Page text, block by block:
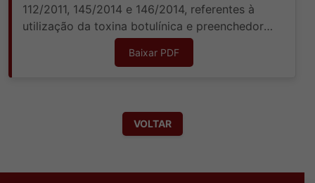
112/2011, 145/2014 e 146/2014, referentes à
utilização da toxina botulínica e preenchedores
faciais, e aprova outra em substituição.
Baixar PDF
VOLTAR